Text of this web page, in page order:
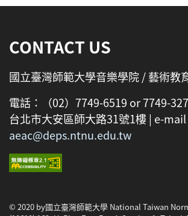
CONTACT US
國立臺灣師範大學音樂學院 / 藝術教
電話：（02）7749-6519 or 7749-
台北市大安區師大路31號1樓 | e-mail
aeac@deps.ntnu.edu.tw
© 2020 by國立臺灣師範大學 National Taiwan